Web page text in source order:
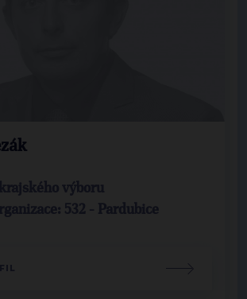
výboru
532 - Pardubice